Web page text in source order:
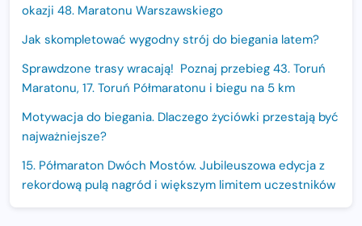
okazji 48. Maratonu Warszawskiego
Jak skompletować wygodny strój do biegania latem?
Sprawdzone trasy wracają! Poznaj przebieg 43. Toruń
Maratonu, 17. Toruń Półmaratonu i biegu na 5 km
Motywacja do biegania. Dlaczego życiówki przestają być
najważniejsze?
15. Półmaraton Dwóch Mostów. Jubileuszowa edycja z
rekordową pulą nagród i większym limitem uczestników